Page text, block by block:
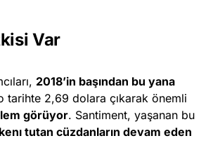
Var
2018’in başından bu yana
tarihte 2,69 dolara çıkarak önemli
görüyor. Santiment, yaşanan bu
tutan cüzdanların devam eden